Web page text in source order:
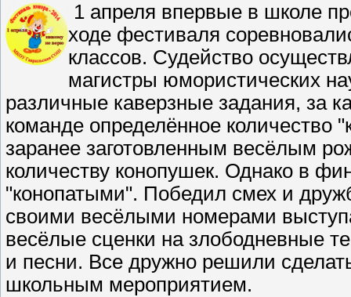
1 апреля впервые в школе
ходе фестиваля
классов. Судейство
магистры юмористических
различные каверзные задания, за
команде определённое количество
заранее заготовленным весёлым
количеству конопушек. Однако в
"конопатыми". Победил смех и
своими весёлыми номерами
весёлые сценки на злободневные
и песни. Все дружно решили
школьным мероприятием.